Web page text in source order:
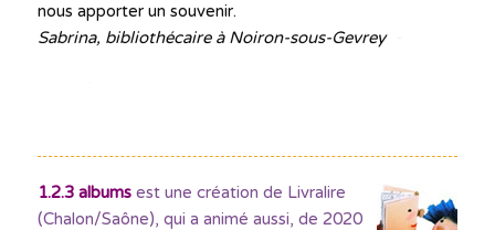
nous apporter un souvenir.
Sabrina, bibliothécaire à Noiron-sous-Gevrey
1.2.3 albumsest une création de Livralire
(Chalon/Saône), qui a animé aussi, de 2020